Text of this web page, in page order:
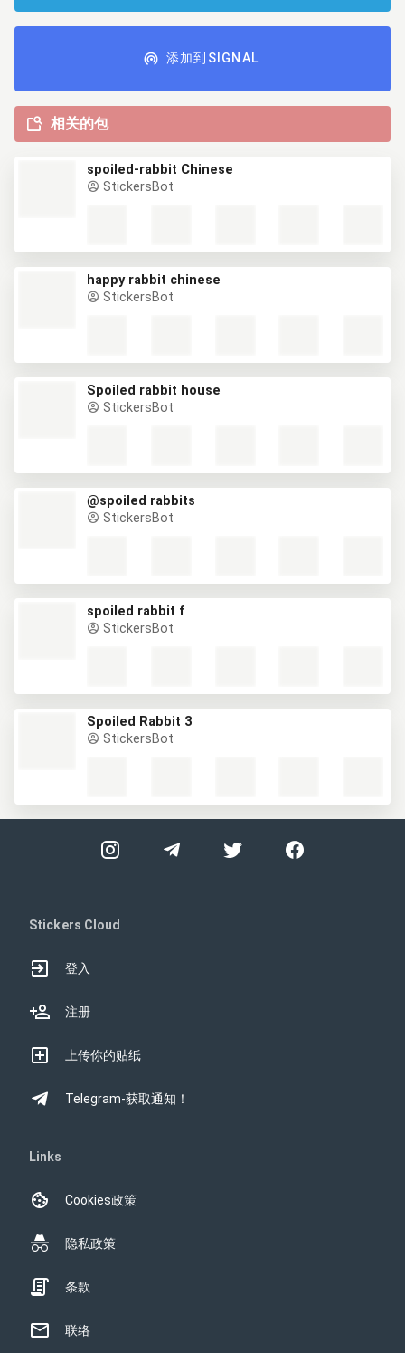
添加到SIGNAL
相关的包
spoiled-rabbit Chinese
StickersBot
happy rabbit chinese
StickersBot
Spoiled rabbit house
StickersBot
@spoiled rabbits
StickersBot
spoiled rabbit f
StickersBot
Spoiled Rabbit 3
StickersBot
Stickers Cloud
登入
注册
上传你的贴纸
Telegram-获取通知！
Links
Cookies政策
隐私政策
条款
联络